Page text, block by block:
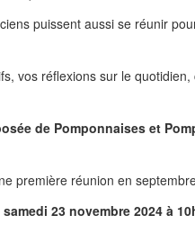
puissent aussi se réunir
vos réflexions sur le
de Pomponnaises et
première réunion en
23 novembre 2024 à